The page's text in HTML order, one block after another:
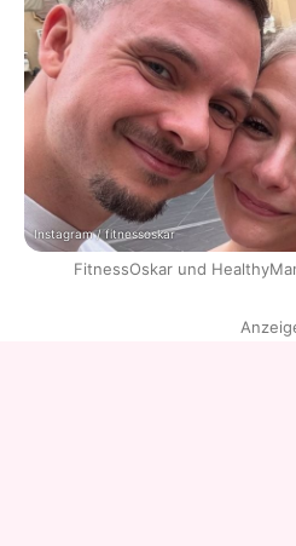
Instagram / fitnessoskar
FitnessOskar und